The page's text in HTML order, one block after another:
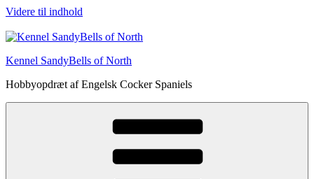
Videre til indhold
Kennel SandyBells of North
Hobbyopdræt af Engelsk Cocker Spaniels